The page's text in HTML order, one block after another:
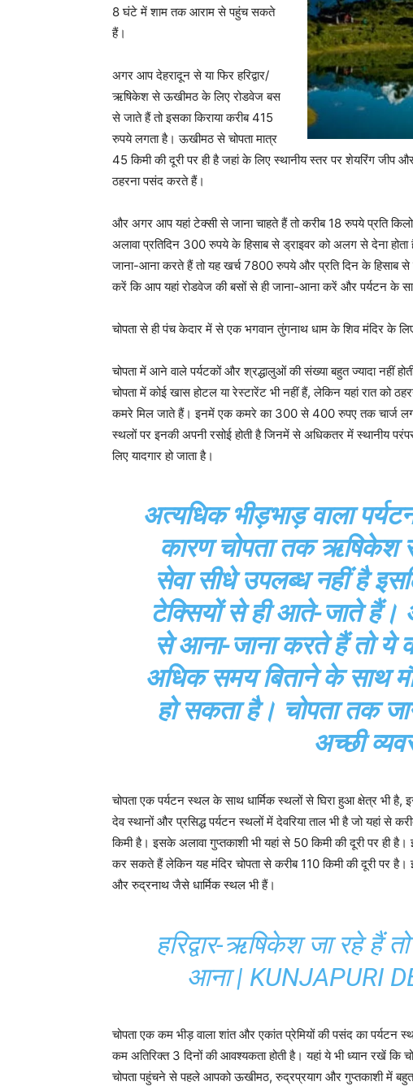
8 घंटे में शाम तक आराम से पहुंच सकते
हैं।
अगर आप देहरादून से या फिर हरिद्वार/
ऋषिकेश से ऊखीमठ के लिए रोडवेज बस
से जाते हैं तो इसका किराया करीब 415
रुपये लगता है। ऊखीमठ से चोपता मात्र
45 किमी की दूरी पर ही है जहां के लिए स्थानीय स्तर पर शेयरिंग जीप
ठहरना पसंद करते हैं।
और अगर आप यहां टेक्सी से जाना चाहते हैं तो करीब 18 रुपये प्रति
अलावा प्रतिदिन 300 रुपये के हिसाब से ड्राइवर को अलग से देना
जाना-आना करते हैं तो यह खर्च 7800 रुपये और प्रति दिन के
करें कि आप यहां रोडवेज की बसों से ही जाना-आना करें और पर्यटन के
चोपता से ही पंच केदार में से एक भगवान तुंगनाथ धाम के शिव मंदिर के
चोपता में आने वाले पर्यटकों और श्रद्धालुओं की संख्या बहुत ज्यादा नहीं
चोपता में कोई खास होटल या रेस्टारेंट भी नहीं हैं, लेकिन यहां रात
कमरे मिल जाते हैं। इनमें एक कमरे का 300 से 400 रुपए तक चार्ज लग
स्थलों पर इनकी अपनी रसोई होती है जिनमें से अधिकतर में स्थानीय
लिए यादगार हो जाता है।
अत्यधिक भीड़भाड़ वाला
कारण चोपता तक ऋषिकेश
सेवा सीधे उपलब्ध नहीं है
टेक्सियों से ही आते-जाते हैं।
से आना-जाना करते हैं तो ये
अधिक समय बिताने के साथ
हो सकता है। चोपता तक
अच्छी
चोपता एक पर्यटन स्थल के साथ धार्मिक स्थलों से घिरा हुआ क्षेत्र भी
देव स्थानों और प्रसिद्ध पर्यटन स्थलों में देवरिया ताल भी है जो यहां
किमी है। इसके अलावा गुप्तकाशी भी यहां से 50 किमी की दूरी पर ही
कर सकते हैं लेकिन यह मंदिर चोपता से करीब 110 किमी की दूरी पर
और रुद्रनाथ जैसे धार्मिक स्थल भी हैं।
हरिद्वार-ऋषिकेश जा रहे हैं
आना | KUNJAPURI
चोपता एक कम भीड़ वाला शांत और एकांत प्रेमियों की पसंद का
कम अतिरिक्त 3 दिनों की आवश्यकता होती है। यहां ये भी ध्यान रखें कि
चोपता पहुंचने से पहले आपको ऊखीमठ, रुद्रप्रयाग और गुप्तकाशी में बहुत